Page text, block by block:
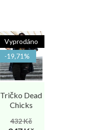
Tričko Dead
Chicks
Běžná
432 KčCena
Vyprodáno
-19,71%